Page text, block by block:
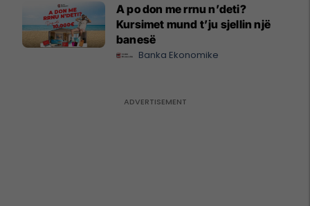
A po don me rrnu n’deti?
Kursimet mund t’ju sjellin një
banesë
Banka Ekonomike